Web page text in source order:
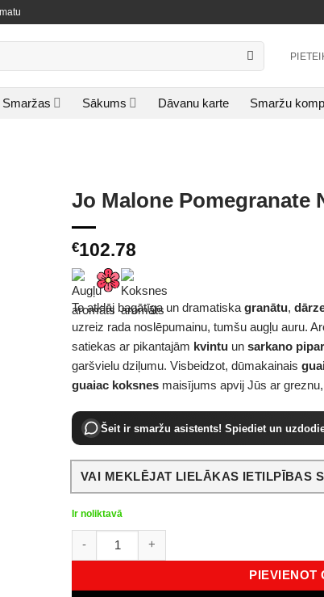
Smaržas Sākums Dāvanu karte Smaržu
Jo Malone Pomegranate
€102.78
To atklāj bagātīga un dramatiska granātu,
uzreiz rada noslēpumainu, tumšu augļu auru.
satiekas ar pikantajām kvintu un sarkano
garšvielu dziļumu. Visbeidzot, dūmakainais
guaiac koksnes maisījums apvij Jūs ar
Šeit ir smaržu asistents! Spiediet un
VAI MEKLĒJAT LIELĀKAS IETILPĪBAS
Ir noliktavā
PIEVIENOT